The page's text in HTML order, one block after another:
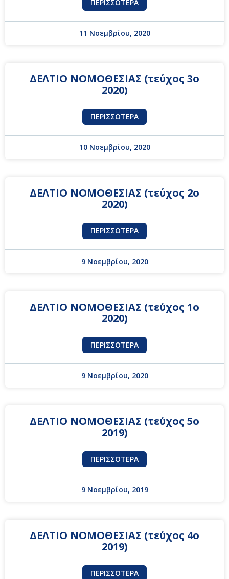
ΠΕΡΙΣΣΌΤΕΡΑ
11 Νοεμβρίου, 2020
ΔΕΛΤΙΟ ΝΟΜΟΘΕΣΙΑΣ (τεύχος 3ο
2020)
ΠΕΡΙΣΣΌΤΕΡΑ
10 Νοεμβρίου, 2020
ΔΕΛΤΙΟ ΝΟΜΟΘΕΣΙΑΣ (τεύχος 2ο
2020)
ΠΕΡΙΣΣΌΤΕΡΑ
9 Νοεμβρίου, 2020
ΔΕΛΤΙΟ ΝΟΜΟΘΕΣΙΑΣ (τεύχος 1ο
2020)
ΠΕΡΙΣΣΌΤΕΡΑ
9 Νοεμβρίου, 2020
ΔΕΛΤΙΟ ΝΟΜΟΘΕΣΙΑΣ (τεύχος 5ο
2019)
ΠΕΡΙΣΣΌΤΕΡΑ
9 Νοεμβρίου, 2019
ΔΕΛΤΙΟ ΝΟΜΟΘΕΣΙΑΣ (τεύχος 4ο
2019)
ΠΕΡΙΣΣΌΤΕΡΑ